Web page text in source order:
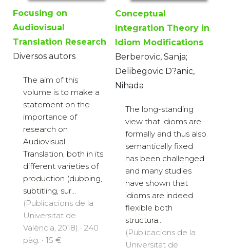
Focusing on
Audiovisual
Translation Research
Diversos autors
The aim of this
volume is to make a
statement on the
importance of
research on
Audiovisual
Translation, both in its
different varieties of
production (dubbing,
subtitling, sur...
(Publicacions de la
Universitat de
València, 2018) · 240
pàg. · 15 €
Conceptual
Integration Theory in
Idiom Modifications
Berberovic, Sanja;
Delibegovic D?anic,
Nihada
The long-standing
view that idioms are
formally and thus also
semantically fixed
has been challenged
and many studies
have shown that
idioms are indeed
flexible both
structura...
(Publicacions de la
Universitat de